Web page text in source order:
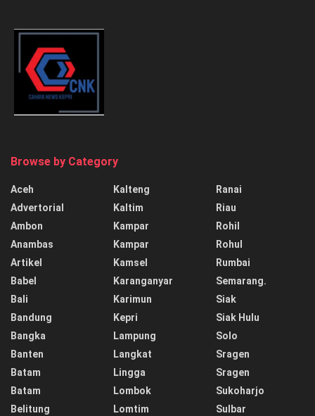
Browse by Category
Aceh
Advertorial
Ambon
Anambas
Artikel
Babel
Bali
Bandung
Bangka
Banten
Batam
Batam
Belitung
Kalteng
Kaltim
Kampar
Kampar
Kamsel
Karanganyar
Karimun
Kepri
Lampung
Langkat
Lingga
Lombok
Lomtim
Ranai
Riau
Rohil
Rohul
Rumbai
Semarang.
Siak
Siak Hulu
Solo
Sragen
Sragen
Sukoharjo
Sulbar